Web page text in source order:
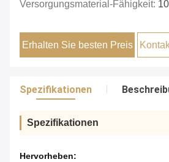
Versorgungsmaterial-Fähigkeit:
Erhalten Sie besten Preis
Spezifikationen
Spezifikationen
Hervorheben: